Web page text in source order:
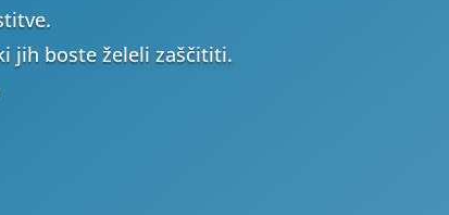
jih boste želeli zaščititi.